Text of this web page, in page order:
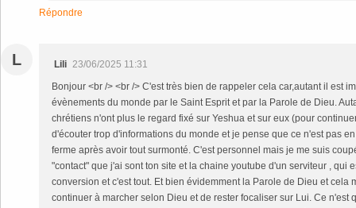
Répondre
L Lili 23/06/2025 11:31
Bonjour <br /> <br /> C'est très bien de rappeler cela car,autant il est
évènements du monde par le Saint Esprit et par la Parole de Dieu.
chrétiens n'ont plus le regard fixé sur Yeshua et sur eux (pour
d'écouter trop d'informations du monde et je pense que ce n'est pas
ferme après avoir tout surmonté. C'est personnel mais je me suis
"contact" que j'ai sont ton site et la chaine youtube d'un serviteur , qui
conversion et c'est tout. Et bien évidemment la Parole de Dieu et cela
continuer à marcher selon Dieu et de rester focaliser sur Lui. Ce n'est